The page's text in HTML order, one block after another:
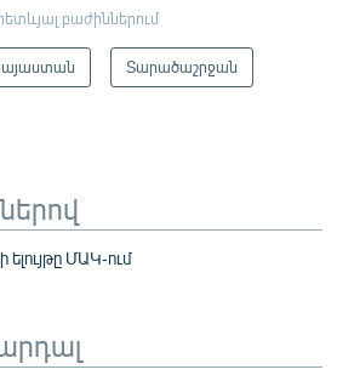
բաժիններում
Տարածաշրջան
ՄԱԿ-ում